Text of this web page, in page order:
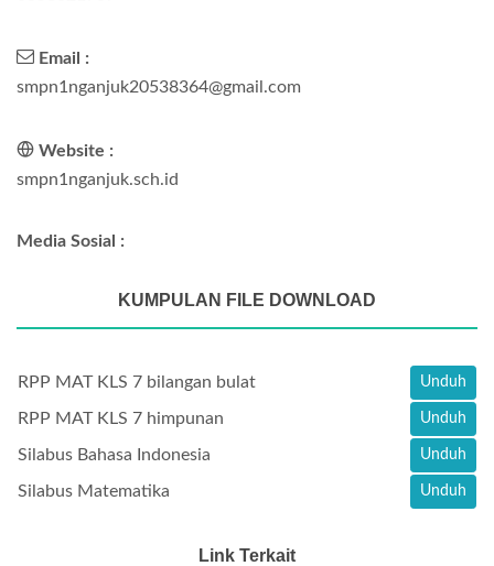
Email :
smpn1nganjuk20538364@gmail.com
Website :
smpn1nganjuk.sch.id
Media Sosial :
KUMPULAN FILE DOWNLOAD
RPP MAT KLS 7 bilangan bulat Unduh
RPP MAT KLS 7 himpunan Unduh
Silabus Bahasa Indonesia Unduh
Silabus Matematika Unduh
Link Terkait